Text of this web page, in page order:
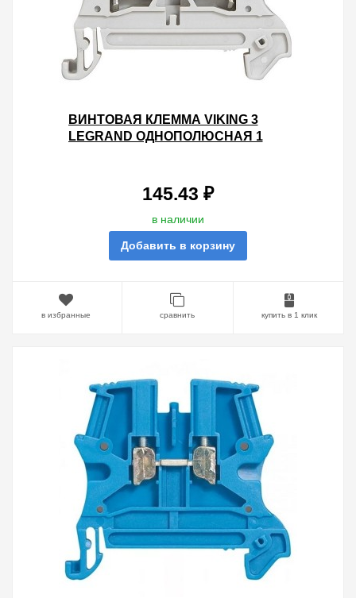
ВИНТОВАЯ КЛЕММА VIKING 3
LEGRAND ОДНОПОЛЮСНАЯ 1
145.43 ₽
в наличии
Добавить в корзину
в избранные сравнить купить в 1 клик